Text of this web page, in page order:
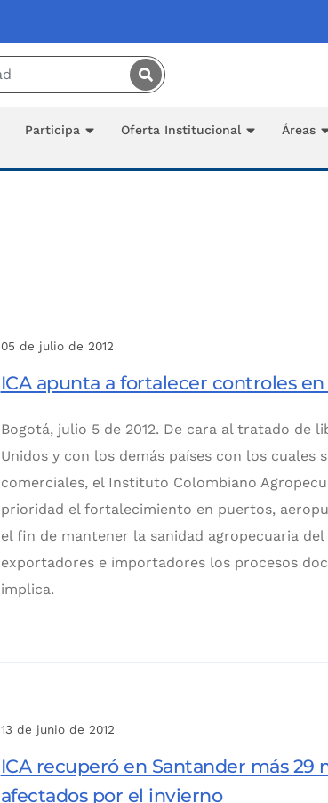
Participa Oferta Institucional Áreas
05 de julio de 2012
ICA apunta a fortalecer controles
Bogotá, julio 5 de 2012. De cara al tratado de
Unidos y con los demás países con los cuales
comerciales, el Instituto Colombiano
prioridad el fortalecimiento en puertos,
el fin de mantener la sanidad agropecuaria
exportadores e importadores los procesos
implica.
13 de junio de 2012
ICA recuperó en Santander más 29
afectados por el invierno